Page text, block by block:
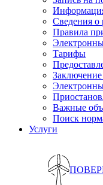
Сведения о
Правила
Тарифы
Заключение
Важные
Поиск
Услуги